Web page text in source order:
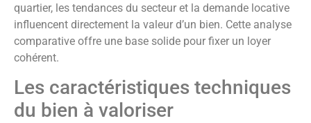
quartier, les tendances du secteur et la demande locative
influencent directement la valeur d’un bien. Cette analyse
comparative offre une base solide pour fixer un loyer
cohérent.
Les caractéristiques techniques
du bien à valoriser